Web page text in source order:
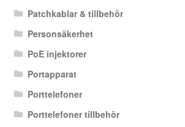
Patchkablar & tillbehör
Personsäkerhet
PoE injektorer
Portapparat
Porttelefoner
Porttelefoner tillbehör